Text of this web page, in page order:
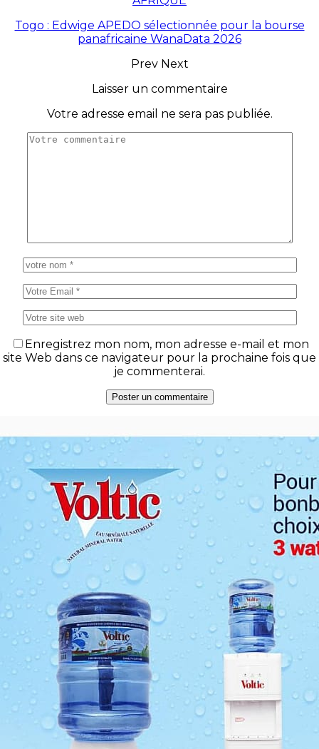
Togo : Edwige APEDO sélectionnée pour la bourse
panafricaine WanaData 2026
Prev Next
Laisser un commentaire
Votre adresse email ne sera pas publiée.
Enregistrez mon nom, mon adresse e-mail et mon
site Web dans ce navigateur pour la prochaine fois que
je commenterai.